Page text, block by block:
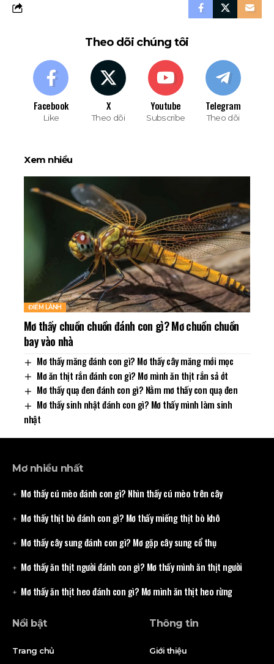
Theo dõi chúng tôi
Facebook
Like
X
Theo dõi
Youtube
Subscribe
Telegram
Theo dõi
Xem nhiều
ĐIỀM LÀNH
Mơ thấy chuồn chuồn đánh con gì? Mơ chuồn chuồn
bay vào nhà
Mơ thấy măng đánh con gì? Mơ thấy cây măng mới mọc
Mơ ăn thịt rắn đánh con gì? Mơ mình ăn thịt rắn sả ớt
Mơ thấy quạ đen đánh con gì? Nằm mơ thấy con quạ đen
Mơ thấy sinh nhật đánh con gì? Mơ thấy mình làm sinh
nhật
Mơ nhiều nhất
Mơ thấy cú mèo đánh con gì? Nhìn thấy cú mèo trên cây
Mơ thấy thịt bò đánh con gì? Mơ thấy miếng thịt bò khô
Mơ thấy cây sung đánh con gì? Mơ gặp cây sung cổ thụ
Mơ thấy ăn thịt người đánh con gì? Mơ thấy mình ăn thịt người
Mơ thấy ăn thịt heo đánh con gì? Mơ mình ăn thịt heo rừng
Nổi bật
Trang chủ
Thông tin
Giới thiệu